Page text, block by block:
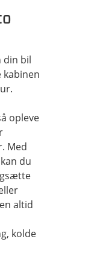
din bil
kabinen
opleve
Med
du
altid
kolde